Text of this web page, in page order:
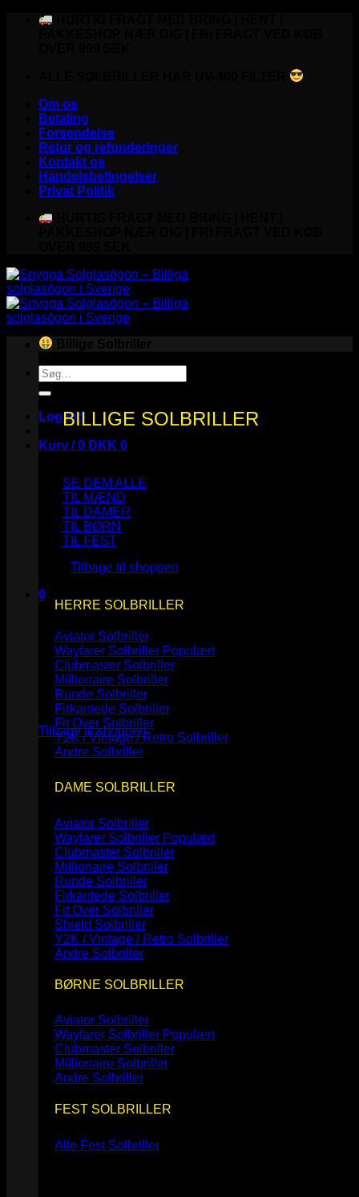
Fortsæt
Om os
Betaling
Forsendelse
Retur og refunderinger
Kontakt os
Handelsbetingelser
Privat Politik
Søg
efter:
Log ind
Kurv /0 DKK 0
Ingen varer i kurven.
Tilbage til shoppen
0
Kurv
Ingen varer i kurven.
Tilbage til shoppen
BILLIGE SOLBRILLER
SE DEM ALLE
TIL MÆND
TIL DAMER
TIL BØRN
TIL FEST
HERRE SOLBRILLER
Aviator Solbriller
Wayfarer Solbriller
Clubmaster Solbriller
Millionaire Solbriller
Runde Solbriller
Firkantede Solbriller
Fit Over Solbriller
Y2K / Vintage / Retro Solbriller
Andre Solbriller
DAME SOLBRILLER
Aviator Solbriller
Wayfarer Solbriller
Clubmaster Solbriller
Millionaire Solbriller
Runde Solbriller
Firkantede Solbriller
Fit Over Solbriller
Shield Solbriller
Y2K / Vintage / Retro Solbriller
Andre Solbriller
BØRNE SOLBRILLER
Aviator Solbriller
Wayfarer Solbriller
Clubmaster Solbriller
Millionaire Solbriller
Andre Solbriller
FEST SOLBRILLER
Alle Fest Solbriller